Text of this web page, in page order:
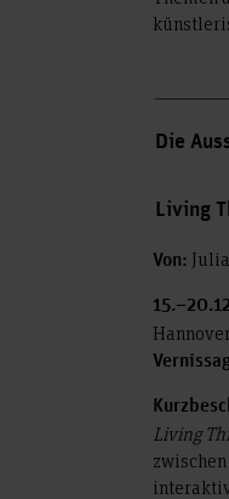
Die
Living
Von:
Hannover
Living